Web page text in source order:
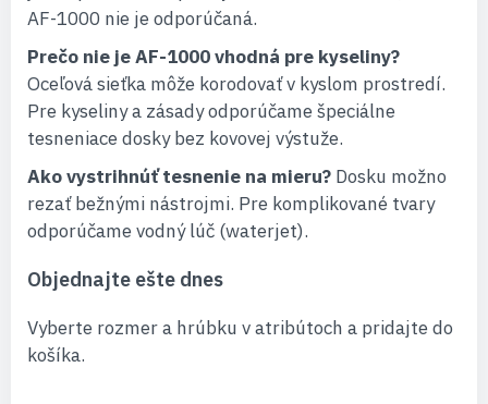
AF-1000 nie je odporúčaná.
Prečo nie je AF-1000 vhodná pre kyseliny?
Oceľová sieťka môže korodovať v kyslom prostredí.
Pre kyseliny a zásady odporúčame špeciálne
tesneniace dosky bez kovovej výstuže.
Ako vystrihnúť tesnenie na mieru? Dosku možno
rezať bežnými nástrojmi. Pre komplikované tvary
odporúčame vodný lúč (waterjet).
Objednajte ešte dnes
Vyberte rozmer a hrúbku v atribútoch a pridajte do
košíka.